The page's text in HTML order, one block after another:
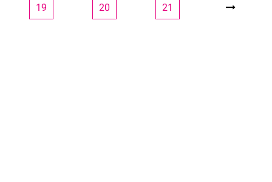
19 20 21